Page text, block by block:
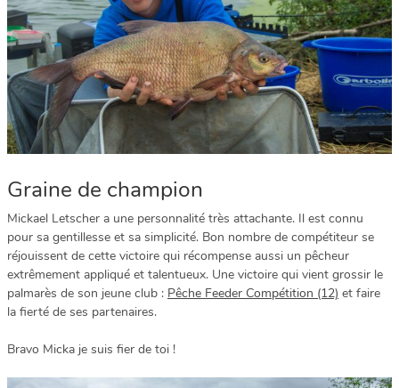
Graine de champion
Mickael Letscher a une personnalité très attachante. Il est connu
pour sa gentillesse et sa simplicité. Bon nombre de compétiteur se
réjouissent de cette victoire qui récompense aussi un pêcheur
extrêmement appliqué et talentueux. Une victoire qui vient grossir le
palmarès de son jeune club : Pêche Feeder Compétition (12) et faire
la fierté de ses partenaires.
Bravo Micka je suis fier de toi !